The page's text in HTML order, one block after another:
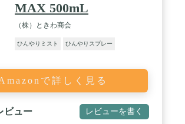
MAX 500mL
（株）ときわ商会
ひんやりミスト ひんやりスプレー
で詳しく見る
ビュー レビューを書く